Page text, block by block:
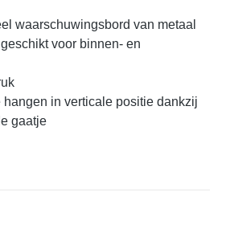
waarschuwingsbord van metaal
voor binnen- en
hangen in verticale positie dankzij
gaatje